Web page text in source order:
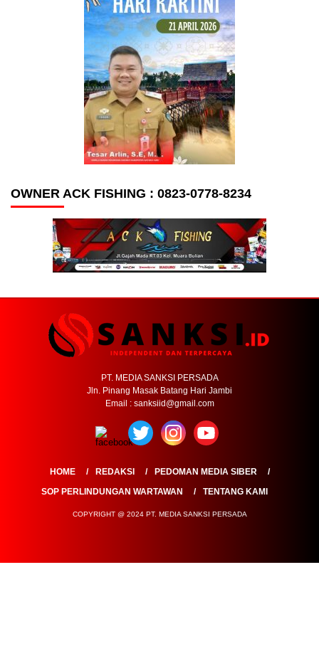
OWNER ACK FISHING : 0823-0778-8234
PT. MEDIA SANKSI PERSADA
Jln. Pinang Masak Batang Hari Jambi
Email : sanksiid@gmail.com
HOME REDAKSI
PEDOMAN MEDIA SIBER
SOP PERLINDUNGAN WARTAWAN
TENTANG KAMI
COPYRIGHT @ 2024 PT. MEDIA SANKSI PERSADA